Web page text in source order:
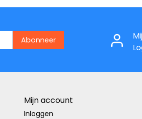
Abonneer
Mijn account
Inloggen